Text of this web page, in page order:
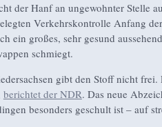
der Hanf an ungewohnter Stelle
Verkehrskontrolle Anfang
ein großes, sehr gesund
schmiegt.
gibt den Stoff nicht frei.
berichtet der NDR. Das neue
besonders geschult ist – auf